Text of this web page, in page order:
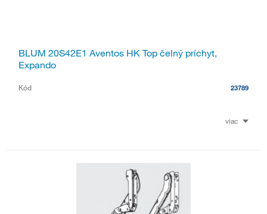
BLUM 20S42E1 Aventos HK Top čelný príchyt,
Expando
Kód 23789
viac